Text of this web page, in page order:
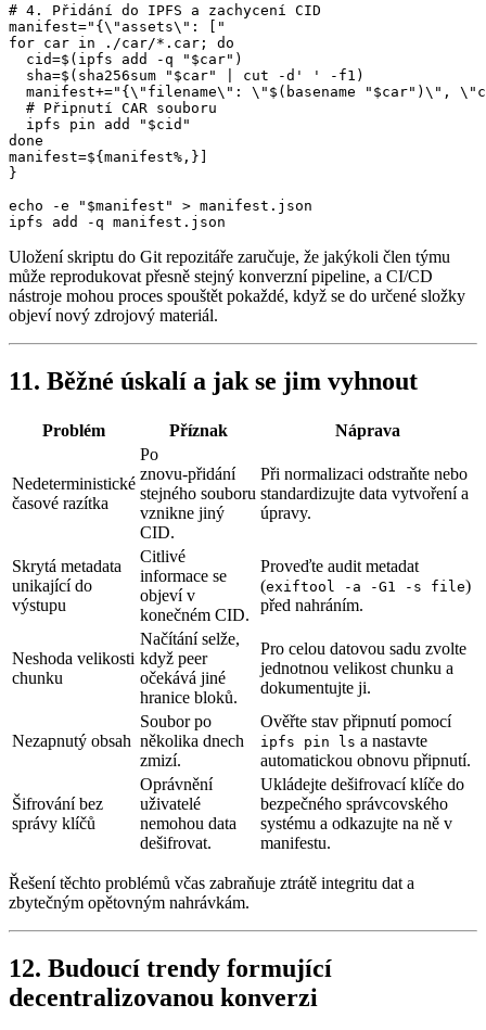
# 4. Přidání do IPFS a zachycení CID
manifest="{\"assets\": ["
for car in ./car/*.car; do
  cid=$(ipfs add -q "$car")
  sha=$(sha256sum "$car" | cut -d' ' -f1)
manifest+="{\"filename\": \"$(basename "$car")\",
  # Připnutí CAR souboru
  ipfs pin add "$cid"
done
manifest=${manifest%,}]
}
echo -e "$manifest" > manifest.json
Uložení skriptu do Git repozitáře zaručuje, že jakýkoli člen týmu
může reprodukovat přesně stejný konverzní pipeline, a CI/CD
nástroje mohou proces spouštět pokaždé, když se do určené složky
objeví nový zdrojový materiál.
11. Běžné úskalí a jak se jim vyhnout
Problém Příznak Náprava
Nedeterministické
časové razítka
Po
znovu‑přidání
stejného souboru
vznikne jiný
CID.
Při normalizaci odstraňte nebo
standardizujte data vytvoření a
úpravy.
Skrytá metadata
unikající do
výstupu
Citlivé
informace se
objeví v
konečném CID.
Proveďte audit metadat
(exiftool -a -G1 -s file)
před nahráním.
Neshoda velikosti
chunku
Načítání selže,
když peer
očekává jiné
hranice bloků.
Pro celou datovou sadu zvolte
jednotnou velikost chunku a
dokumentujte ji.
Nezapnutý obsah
Soubor po
několika dnech
zmizí.
Ověřte stav připnutí pomocí
ipfs pin ls a nastavte
automatickou obnovu připnutí.
Šifrování bez
správy klíčů
Oprávnění
uživatelé
nemohou data
dešifrovat.
Ukládejte dešifrovací klíče do
bezpečného správcovského
systému a odkazujte na ně v
manifestu.
Řešení těchto problémů včas zabraňuje ztrátě integritu dat a
zbytečným opětovným nahrávkám.
12. Budoucí trendy formující
decentralizovanou konverzi